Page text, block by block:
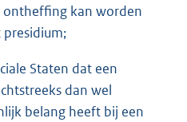
kan worden
Staten dat een
dan wel
belang heeft bij een